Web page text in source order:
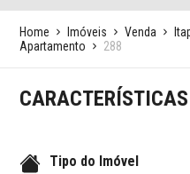
Home Imóveis Venda
Apartamento
288
CARACTERÍSTICAS
Tipo do Imóvel